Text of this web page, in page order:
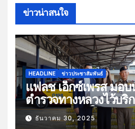
ข่าวน่าสนใจ
HEADLINE ข่าวประชาสัมพันธ์
แฟลช เอ็กซ์เพรส มอ
ตำรวจทางหลวงไว้บริ
ช่วงเทศกาลปีใหม่
ธันวาคม 30, 2025